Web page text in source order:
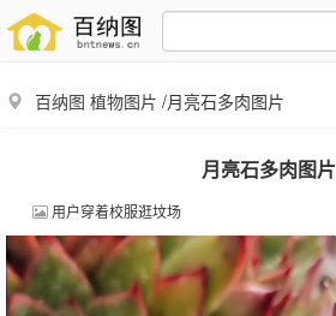
百纳图 植物图片 /月亮石多肉图片
月亮石多肉图片
用户穿着校服逛坟场